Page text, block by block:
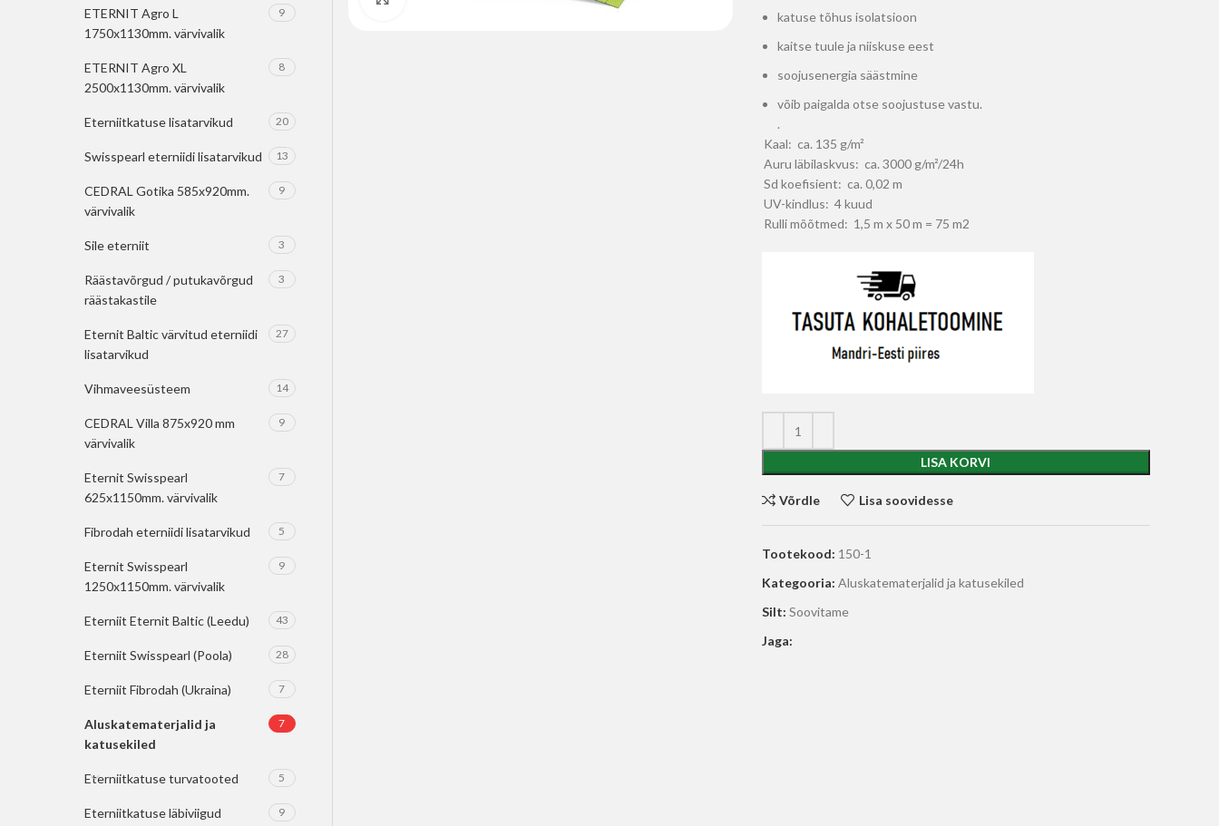
katuse tõhus isolatsioon
kaitse tuule ja niiskuse eest
soojusenergia säästmine
võib paigalda otse soojustuse vastu.
.
Kaal: ca. 135 g/m²
Auru läbilaskvus: ca. 3000 g/m²/24h
Sd koefisient: ca. 0,02 m
UV-kindlus: 4 kuud
Rulli mõõtmed: 1,5 m x 50 m = 75 m2
LISA KORVI
Võrdle Lisa soovidesse
Tootekood: 150-1
Kategooria: Aluskatematerjalid ja katusekiled
Silt: Soovitame
Jaga:
ETERNIT Agro L
1750x1130mm. värvivalik
9
ETERNIT Agro XL
2500x1130mm. värvivalik
8
Eterniitkatuse lisatarvikud 20
Swisspearl eterniidi lisatarvikud 13
CEDRAL Gotika 585x920mm.
värvivalik
9
Sile eterniit 3
Räästavõrgud / putukavõrgud
räästakastile
3
Eternit Baltic värvitud eterniidi
lisatarvikud
27
Vihmaveesüsteem 14
CEDRAL Villa 875x920 mm
värvivalik
9
Eternit Swisspearl
625x1150mm. värvivalik
7
Fibrodah eterniidi lisatarvikud 5
Eternit Swisspearl
1250x1150mm. värvivalik
9
Eterniit Eternit Baltic (Leedu) 43
Eterniit Swisspearl (Poola) 28
Eterniit Fibrodah (Ukraina) 7
Aluskatematerjalid ja
katusekiled
7
Eterniitkatuse turvatooted 5
Eterniitkatuse läbiviigud 9